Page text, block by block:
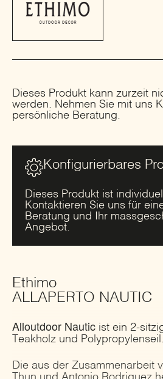
Dieses Produkt kann zurzeit
werden. Nehmen Sie mit uns
persönliche Beratung.
Konfigurierbares
Dieses Produkt ist
Kontaktieren Sie uns für
Beratung und Ihr
Angebot.
Ethimo
ALLAPERTO NAUTIC
Alloutdoor Nautic ist ein 2-
Teakholz und Polypropylenseil.
Die aus der Zusammenarbeit